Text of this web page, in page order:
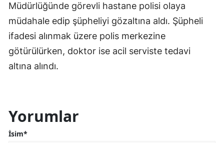
Müdürlüğünde görevli hastane polisi olaya
müdahale edip şüpheliyi gözaltına aldı. Şüpheli
ifadesi alınmak üzere polis merkezine
götürülürken, doktor ise acil serviste tedavi
altına alındı.
Yorumlar
İsim*